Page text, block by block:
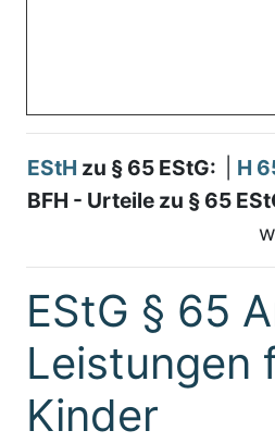
EStH zu § 65 EStG:
H
BFH - Urteile zu § 65
EStG § 65
Leistungen
Kinder